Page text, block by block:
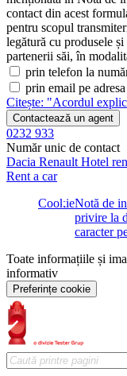
| Anvelope vara
| Afisaj status centuri
| Senzor de detectare
| Covorase cu
| Capota activa pentru
| Etriere frana vopsite
| Comenzi AMG pe
Auto se poate livra
Luni/6000 km .,
Detalii echipa de vanzari
contact din acest
pentru scopul
legătură cu produsele
partenerii săi, în
prin telefon la
prin email pe
Citește: "Acordul
Contactează un agent
0232 933
Număr unic de contact
Dacia Renault Hotel
Rent a car
CookieNotă de
privire la
caracter
Toate informațiile și
informativ
Preferințe cookie